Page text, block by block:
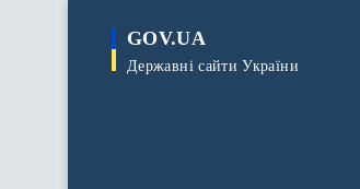
GOV.UA
Державні сайти України